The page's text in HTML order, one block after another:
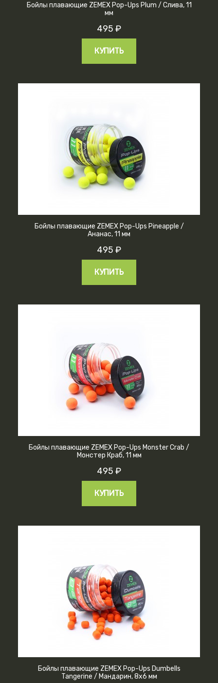
Бойлы плавающие ZEMEX Pop-Ups Plum / Слива, 11
мм
495 ₽
КУПИТЬ
Бойлы плавающие ZEMEX Pop-Ups Pineapple /
Ананас, 11 мм
495 ₽
КУПИТЬ
Бойлы плавающие ZEMEX Pop-Ups Monster Crab /
Монстер Краб, 11 мм
495 ₽
КУПИТЬ
Бойлы плавающие ZEMEX Pop-Ups Dumbells
Tangerine / Мандарин, 8х6 мм